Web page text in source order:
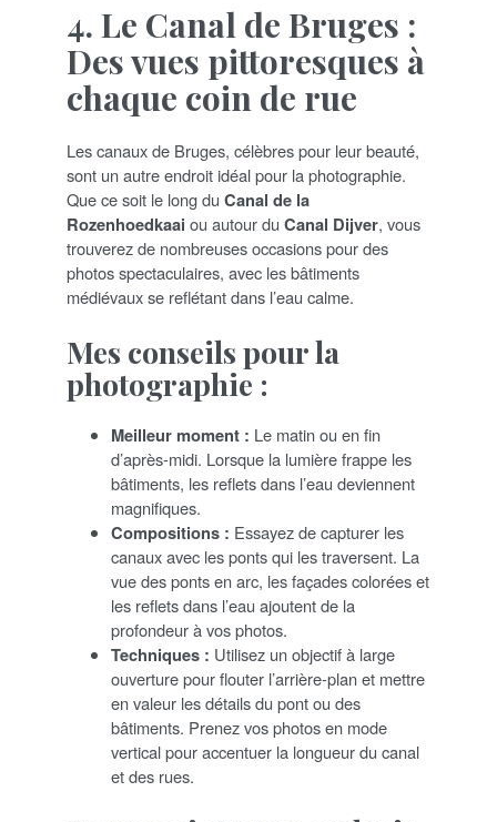
4. Le Canal de Bruges :
Des vues pittoresques à
chaque coin de rue
Les canaux de Bruges, célèbres pour leur beauté,
sont un autre endroit idéal pour la photographie.
Que ce soit le long du Canal de la
Rozenhoedkaai ou autour du Canal Dijver, vous
trouverez de nombreuses occasions pour des
photos spectaculaires, avec les bâtiments
médiévaux se reflétant dans l’eau calme.
Mes conseils pour la
photographie :
Meilleur moment : Le matin ou en fin
d’après-midi. Lorsque la lumière frappe les
bâtiments, les reflets dans l’eau deviennent
magnifiques.
Compositions : Essayez de capturer les
canaux avec les ponts qui les traversent. La
vue des ponts en arc, les façades colorées et
les reflets dans l’eau ajoutent de la
profondeur à vos photos.
Techniques : Utilisez un objectif à large
ouverture pour flouter l’arrière-plan et mettre
en valeur les détails du pont ou des
bâtiments. Prenez vos photos en mode
vertical pour accentuer la longueur du canal
et des rues.